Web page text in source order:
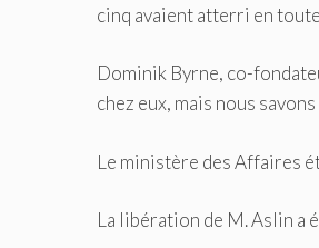
cinq avaient atterri en
Dominik Byrne, co-
chez eux, mais nous
Le ministère des Affaires
La libération de M. Aslin a